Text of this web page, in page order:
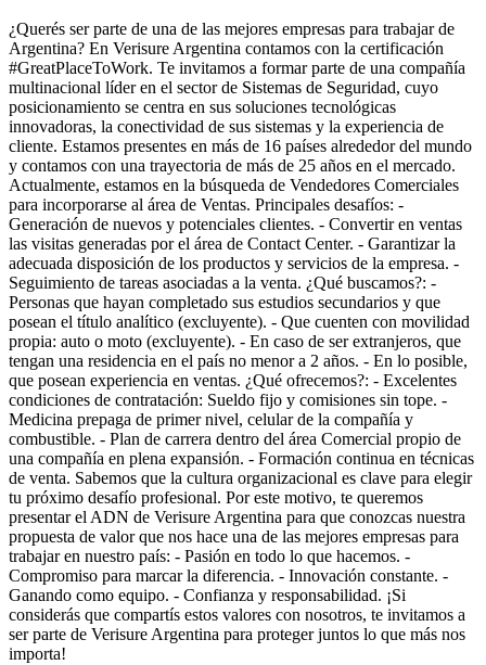
¿Querés ser parte de una de las mejores empresas para trabajar de
Argentina? En Verisure Argentina contamos con la certificación
#GreatPlaceToWork. Te invitamos a formar parte de una compañía
multinacional líder en el sector de Sistemas de Seguridad, cuyo
posicionamiento se centra en sus soluciones tecnológicas
innovadoras, la conectividad de sus sistemas y la experiencia de
cliente. Estamos presentes en más de 16 países alrededor del mundo
y contamos con una trayectoria de más de 25 años en el mercado.
Actualmente, estamos en la búsqueda de Vendedores Comerciales
para incorporarse al área de Ventas. Principales desafíos: -
Generación de nuevos y potenciales clientes. - Convertir en ventas
las visitas generadas por el área de Contact Center. - Garantizar la
adecuada disposición de los productos y servicios de la empresa. -
Seguimiento de tareas asociadas a la venta. ¿Qué buscamos?: -
Personas que hayan completado sus estudios secundarios y que
posean el título analítico (excluyente). - Que cuenten con movilidad
propia: auto o moto (excluyente). - En caso de ser extranjeros, que
tengan una residencia en el país no menor a 2 años. - En lo posible,
que posean experiencia en ventas. ¿Qué ofrecemos?: - Excelentes
condiciones de contratación: Sueldo fijo y comisiones sin tope. -
Medicina prepaga de primer nivel, celular de la compañía y
combustible. - Plan de carrera dentro del área Comercial propio de
una compañía en plena expansión. - Formación continua en técnicas
de venta. Sabemos que la cultura organizacional es clave para elegir
tu próximo desafío profesional. Por este motivo, te queremos
presentar el ADN de Verisure Argentina para que conozcas nuestra
propuesta de valor que nos hace una de las mejores empresas para
trabajar en nuestro país: - Pasión en todo lo que hacemos. -
Compromiso para marcar la diferencia. - Innovación constante. -
Ganando como equipo. - Confianza y responsabilidad. ¡Si
considerás que compartís estos valores con nosotros, te invitamos a
ser parte de Verisure Argentina para proteger juntos lo que más nos
importa!